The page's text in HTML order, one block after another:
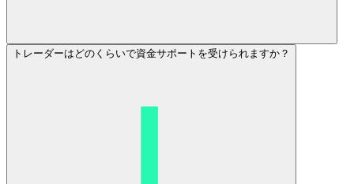
トレーダーはどのくらいで資金サポートを受けられますか？